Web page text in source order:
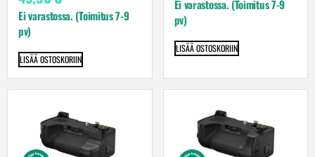
Ei varastossa. (Toimitus 7-9
pv)
LISÄÄ OSTOSKORIIN
Ei varastossa. (Toimitus 7-9
pv)
LISÄÄ OSTOSKORIIN